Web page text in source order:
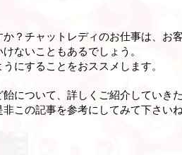
？チャットレディのお仕事は、お
ないこともあるでしょう。
にすることをおススメします。
について、詳しくご紹介していき
この記事を参考にしてみて下さい